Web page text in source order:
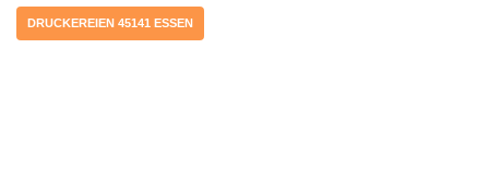
DRUCKEREIEN 45141 ESSEN